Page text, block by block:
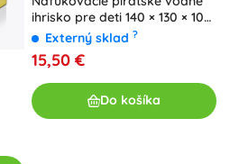
ihrisko pre deti 140 × 130 × 104
cm Bestway
Externý sklad ?
15,50 €
Do košíka